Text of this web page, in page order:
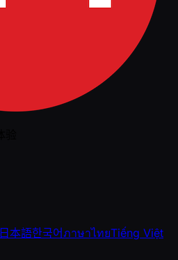
日本語한국어ภาษาไทยTiếng Việt